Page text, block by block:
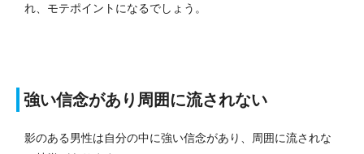
れ、モテポイントになるでしょう。
強い信念があり周囲に流されない
影のある男性は自分の中に強い信念があり、周囲に流されな